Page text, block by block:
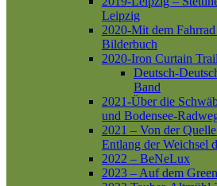
Leipzig
2020-Mit dem
Bilderbuch
2020-Iron Curtain
Deutsch-
Band
2021-Über die
und Bodensee-
2021 – Von der
Entlang der Weichsel
2022 – BeNeLux
2023 – Auf dem